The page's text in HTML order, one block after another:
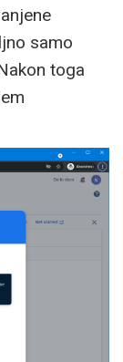
samo
toga